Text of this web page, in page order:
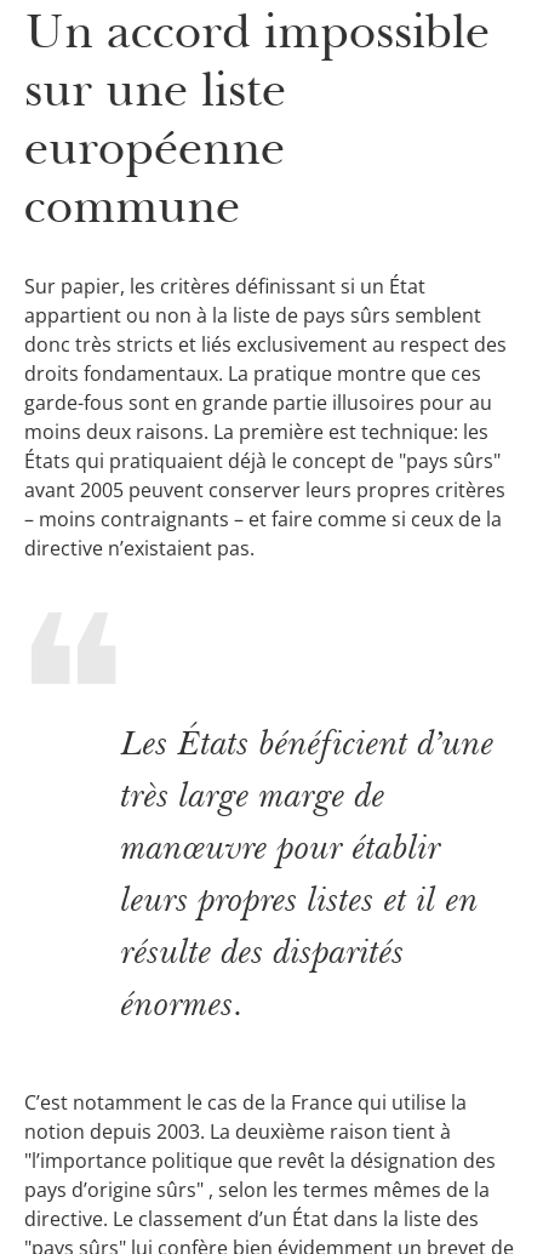
Un accord impossible
sur une liste
européenne
commune
Sur papier, les critères définissant si un État
appartient ou non à la liste de pays sûrs semblent
donc très stricts et liés exclusivement au respect des
droits fondamentaux. La pratique montre que ces
garde-fous sont en grande partie illusoires pour au
moins deux raisons. La première est technique: les
États qui pratiquaient déjà le concept de "pays sûrs"
avant 2005 peuvent conserver leurs propres critères
– moins contraignants – et faire comme si ceux de la
directive n’existaient pas.
Les États bénéficient d’une
très large marge de
manœuvre pour établir
leurs propres listes et il en
résulte des disparités
énormes.
C’est notamment le cas de la France qui utilise la
notion depuis 2003. La deuxième raison tient à
"l’importance politique que revêt la désignation des
pays d’origine sûrs" , selon les termes mêmes de la
directive. Le classement d’un État dans la liste des
"pays sûrs" lui confère bien évidemment un brevet de